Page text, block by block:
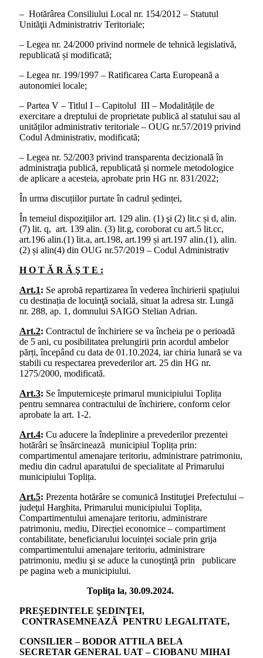
– Hotărârea Consiliului Local nr. 154/2012 – Statutul
Unităţii Administratriv Teritoriale;
– Legea nr. 24/2000 privind normele de tehnică legislativă,
republicată și modificată;
– Legea nr. 199/1997 – Ratificarea Carta Europeană a
autonomiei locale;
– Partea V – Titlul I – Capitolul III – Modalitățile de
exercitare a dreptului de proprietate publică al statului sau al
unităților administrativ teritoriale – OUG nr.57/2019 privind
Codul Administrativ, modificată;
– Legea nr. 52/2003 privind transparenta decizională în
administraţia publică, republicată și normele metodologice
de aplicare a acesteia, aprobate prin HG nr. 831/2022;
În urma discuțiilor purtate în cadrul ședinței,
În temeiul dispoziţiilor art. 129 alin. (1) şi (2) lit.c și d, alin.
(7) lit. q, art. 139 alin. (3) lit.g, coroborat cu art.5 lit.cc,
art.196 alin.(1) lit.a, art.198, art.199 și art.197 alin.(1), alin.
(2) și alin(4) din OUG nr.57/2019 – Codul Administrativ
H O T Ă R Ă Ş T E :
Art.1: Se aprobă repartizarea în vederea închirierii spațiului
cu destinația de locuinţă socială, situat la adresa str. Lungă
nr. 288, ap. 1, domnului SAIGO Stelian Adrian.
Art.2: Contractul de închiriere se va încheia pe o perioadă
de 5 ani, cu posibilitatea prelungirii prin acordul ambelor
părți, începând cu data de 01.10.2024, iar chiria lunară se va
stabili cu respectarea prevederilor art. 25 din HG nr.
1275/2000, modificată.
Art.3: Se împuternicește primarul municipiului Toplița
pentru semnarea contractului de închiriere, conform celor
aprobate la art. 1-2.
Art.4: Cu aducere la îndeplinire a prevederilor prezentei
hotărâri se însărcinează municipiul Toplița prin:
compartimentul amenajare teritoriu, administrare patrimoniu,
mediu din cadrul aparatului de specialitate al Primarului
municipiului Toplița.
Art.5: Prezenta hotărâre se comunică Instituţiei Prefectului –
judeţul Harghita, Primarului municipiului Toplița,
Compartimentului amenajare teritoriu, administrare
patrimoniu, mediu, Direcției economice – compartiment
contabilitate, beneficiarului locuinței sociale prin grija
compartimentului amenajare teritoriu, administrare
patrimoniu, mediu şi se aduce la cunoştinţă prin publicare
pe pagina web a municipiului.
Topliţa la, 30.09.2024.
PREŞEDINTELE ŞEDINŢEI,
CONTRASEMNEAZĂ PENTRU LEGALITATE,
CONSILIER – BODOR ATTILA BELA
SECRETAR GENERAL UAT – CIOBANU MIHAI